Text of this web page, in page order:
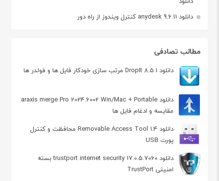
دانلود anydesk 9.6.11 کنترل ویندوز از راه دور
مطالب تصادفی
دانلود DropIt 8.5.1 مرتب سازی خودکار فایل ها و فولدر ها
دانلود araxis merge Pro 2024.6002 Win/Mac + Portable
مقایسه و ادغام فایل ها
دانلود Removable Access Tool 1.4 محافظت و کنترل
پورت USB
دانلود trustport internet security 17.0.5.7060 بسته
امنیتی TrustPort